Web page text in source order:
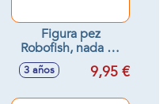
Figura pez
Robofish, nada en
diferentes
direcciones y
3 años 9,95 €